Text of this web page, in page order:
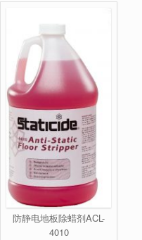
防静电地板除蜡剂ACL-
4010